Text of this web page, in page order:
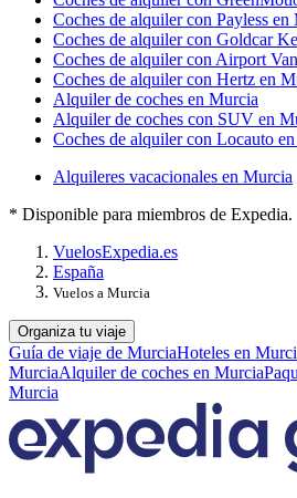
Coches de alquiler con Payless en
Coches de alquiler con Goldcar
Coches de alquiler con Airport
Coches de alquiler con Hertz en
Alquiler de coches en Murcia
Alquiler de coches con SUV en
Coches de alquiler con Locauto
Alquileres vacacionales en Murcia
* Disponible para miembros de Expedia.
VuelosExpedia.es
España
Vuelos a Murcia
Organiza tu viaje
Guía de viaje de MurciaHoteles en
MurciaAlquiler de coches en Murcia
Murcia